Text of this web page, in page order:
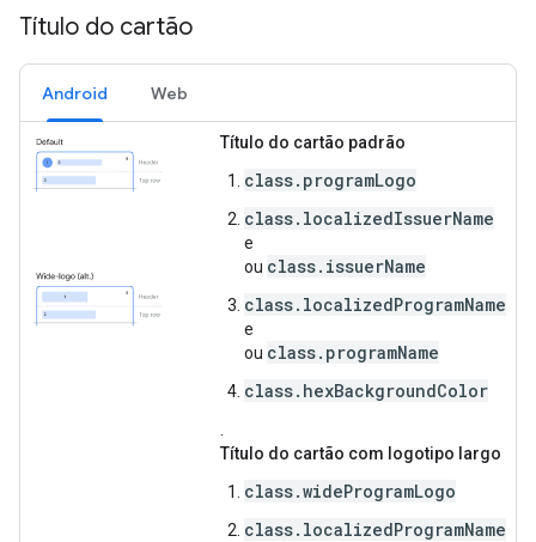
Título do cartão
Android Web
Título do cartão padrão
class.programLogo
class.localizedIssuerName
e
ou class.issuerName
class.localizedProgramName
e
ou class.programName
class.hexBackgroundColor
Título do cartão com logotipo largo
class.wideProgramLogo
class.localizedProgramName